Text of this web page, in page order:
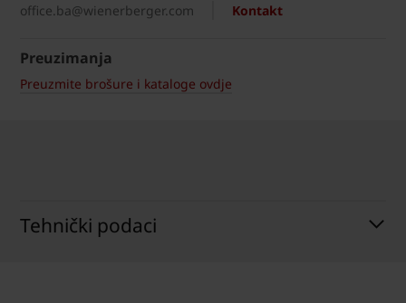
Kontakt
office.ba@wienerberger.com
Preuzimanja
Preuzmite brošure i kataloge ovdje
Tehnički podaci